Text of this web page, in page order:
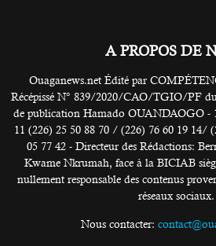
A PROPOS DE
Ouaganews.net Édité par
Récépissé N° 839/2020/CAO/TGIO/PF
de publication Hamado OUANDAOGO -
11 (226) 25 50 88 70 / (226) 76 60 19 14/
05 77 42 - Directeur des Rédactions:
Kwame Nkrumah, face à la BICIAB
nullement responsable des contenus
réseaux sociaux.
Nous contacter: